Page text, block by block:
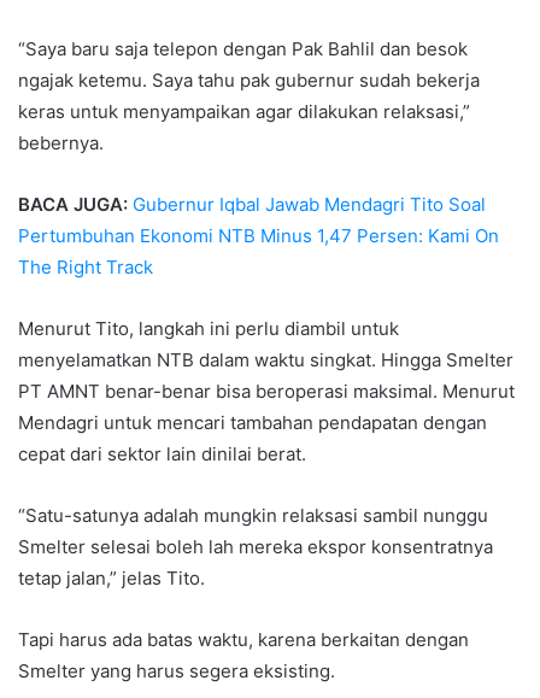
“Saya baru saja telepon dengan Pak Bahlil dan besok
ngajak ketemu. Saya tahu pak gubernur sudah bekerja
keras untuk menyampaikan agar dilakukan relaksasi,”
bebernya.
BACA JUGA: Gubernur Iqbal Jawab Mendagri Tito Soal
Pertumbuhan Ekonomi NTB Minus 1,47 Persen: Kami On
The Right Track
Menurut Tito, langkah ini perlu diambil untuk
menyelamatkan NTB dalam waktu singkat. Hingga Smelter
PT AMNT benar-benar bisa beroperasi maksimal. Menurut
Mendagri untuk mencari tambahan pendapatan dengan
cepat dari sektor lain dinilai berat.
“Satu-satunya adalah mungkin relaksasi sambil nunggu
Smelter selesai boleh lah mereka ekspor konsentratnya
tetap jalan,” jelas Tito.
Tapi harus ada batas waktu, karena berkaitan dengan
Smelter yang harus segera eksisting.